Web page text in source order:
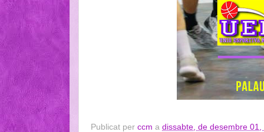
Publicat per ccm a dissabte, de desembre 01,